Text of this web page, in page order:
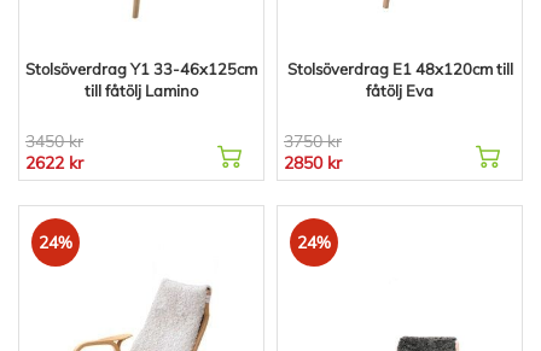
Stolsöverdrag Y1 33-46x125cm
till fåtölj Lamino
3450 kr
2622 kr
Stolsöverdrag E1 48x120cm till
fåtölj Eva
3750 kr
2850 kr
24% 24%